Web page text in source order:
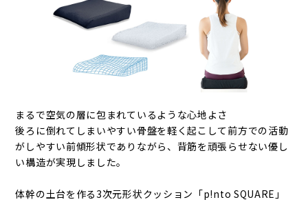
まるで空気の層に包まれているような心地よさ
後ろに倒れてしまいやすい骨盤を軽く起こして前方での活動
がしやすい前傾形状でありながら、背筋を頑張らせない優し
い構造が実現しました。
体幹の土台を作る3次元形状クッション「p!nto SQUARE」